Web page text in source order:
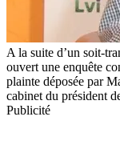
A la suite d’un soit-
ouvert une enquête
plainte déposée par
cabinet du président
Publicité